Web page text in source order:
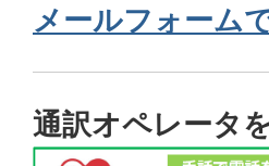
メールフォーム
通訳オペレータ